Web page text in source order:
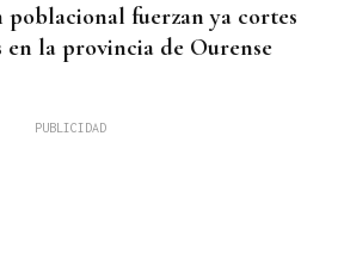
poblacional fuerzan ya cortes
en la provincia de Ourense